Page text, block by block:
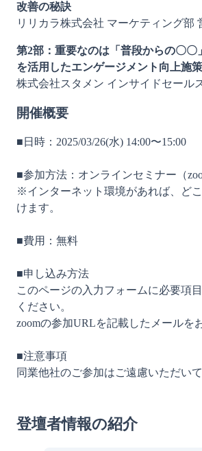
改善の秘訣
リリカラ株式会社 マーケティング部
第2部：重要なのは「普段からの〇〇
を活用したエンゲージメント向上施
株式会社スタメン インサイドセール
開催概要
■日時：2025/03/26(水) 14:00〜15:00
■参加方法：オンラインセミナー（
※インターネット環境があれば、ど
けます。
■費用：無料
■申し込み方法
このページの入力フォームに必要項
ください。
zoomの参加URLを記載したメールを
■注意事項
同業他社のご参加はご遠慮いただいて
登壇者情報の紹介